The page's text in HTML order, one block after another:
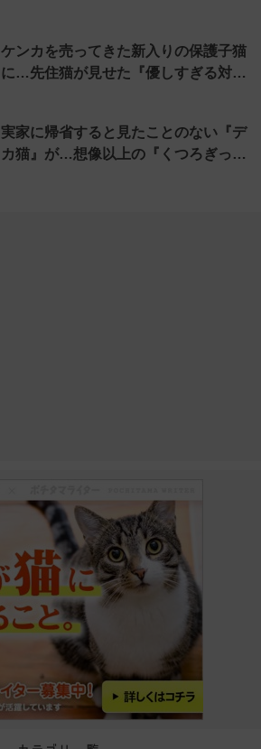
ケンカを売ってきた新入りの保護子猫
に…先住猫が見せた『優しすぎる対…
実家に帰省すると見たことのない『デ
カ猫』が…想像以上の『くつろぎっ…